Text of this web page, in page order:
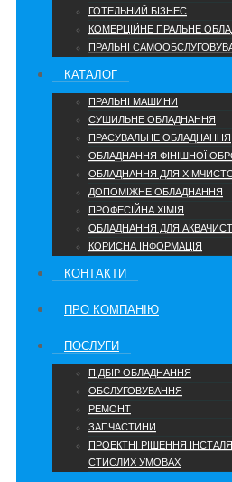
ГОТЕЛЬНИЙ БІЗНЕС
КОМЕРЦІЙНЕ ПРАЛЬНЕ
ПРАЛЬНІ
КАТАЛОГ
ПРАЛЬНІ МАШИНИ
СУШИЛЬНЕ ОБЛАДНАННЯ
ПРАСУВАЛЬНЕ ОБЛАДНАННЯ
ОБЛАДНАННЯ ФІНІШНОЇ
ОБЛАДНАННЯ ДЛЯ
ДОПОМІЖНЕ ОБЛАДНАННЯ
ПРОФЕСІЙНА ХІМІЯ
ОБЛАДНАННЯ ДЛЯ
КОРИСНА ІНФОРМАЦІЯ
КОНТАКТИ
ПРО КОМПАНІЮ
ПОСЛУГИ
ПІДБІР ОБЛАДНАННЯ
ОБСЛУГОВУВАННЯ
РЕМОНТ
ЗАПЧАСТИНИ
ПРОЕКТНІ РІШЕННЯ
СТИСЛИХ УМОВАХ